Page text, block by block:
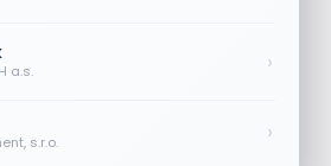
a.s. ›
s.r.o. ›
na obrovský trh
aut. Akcie reagují